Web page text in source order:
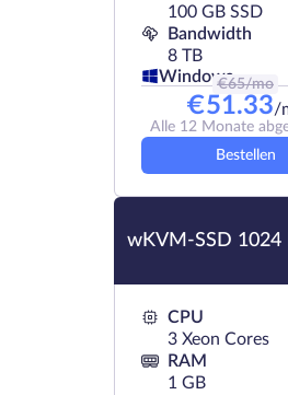
100 GB SSD
Bandwidth
8 TB
Windows
€65/mo
€51.33/
Alle 12 Monate
Bestellen
wKVM-SSD
CPU
3 Xeon Cores
RAM
1 GB